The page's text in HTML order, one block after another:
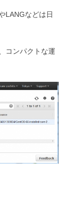
LANGなどは日
コンパクトな運